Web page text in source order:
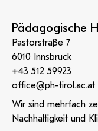
Pädagogische
Pastorstraße 7
6010 Innsbruck
+43 512 59923
office@ph-tirol.ac.at
Wir sind mehrfach
Nachhaltigkeit und